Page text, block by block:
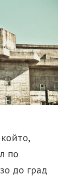
по
до град